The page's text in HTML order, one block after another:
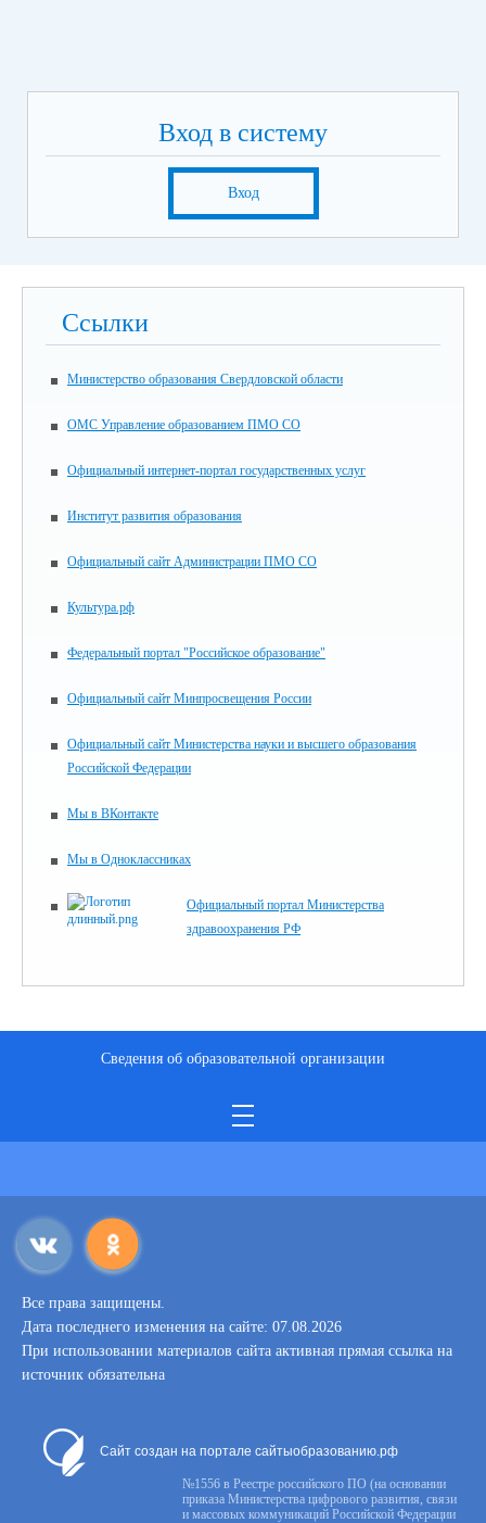
Вход в систему
Вход
Ссылки
Министерство образования Свердловской области
ОМС Управление образованием ПМО СО
Официальный интернет-портал государственных услуг
Институт развития образования
Официальный сайт Администрации ПМО СО
Культура.рф
Федеральный портал "Российское образование"
Официальный сайт Минпросвещения России
Официальный сайт Министерства науки и высшего образования
Российской Федерации
Мы в ВКонтакте
Мы в Одноклассниках
Официальный портал Министерства
здравоохранения РФ
Сведения об образовательной организации
Все права защищены.
Дата последнего изменения на сайте: 07.08.2026
При использовании материалов сайта активная прямая ссылка на
источник обязательна
Сайт создан на портале сайтыобразованию.рф
№1556 в Реестре российского ПО (на основании
приказа Министерства цифрового развития, связи
и массовых коммуникаций Российской Федерации